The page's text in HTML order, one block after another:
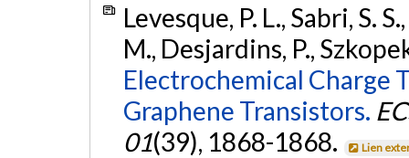
Levesque, P. L., Sabri, S.
M., Desjardins, P.,
Electrochemical Charge
Graphene Transistors.
01(39), 1868-1868. Lien